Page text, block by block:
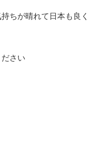
ちが晴れて日本も良く
さい